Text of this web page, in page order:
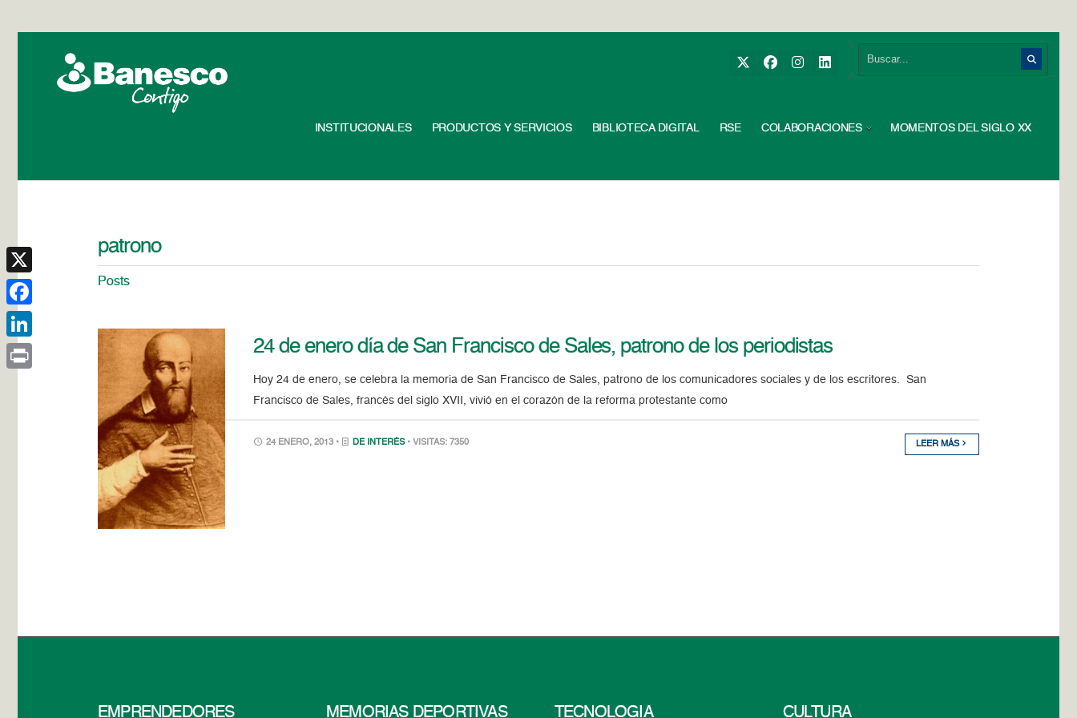
INSTITUCIONALES PRODUCTOS Y SERVICIOS BIBLIOTECA DIGITAL RSE COLABORACIONES MOMENTOS DEL SIGLO XX
patrono
Posts
24 de enero día de San Francisco de Sales, patrono de los periodistas
Hoy 24 de enero, se celebra la memoria de San Francisco de Sales, patrono de los comunicadores sociales y de los escritores. San
Francisco de Sales, francés del siglo XVII, vivió en el corazón de la reforma protestante como
24 ENERO, 2013 • DE INTERÉS • VISITAS: 7350 LEER MÁS
EMPRENDEDORES MEMORIAS DEPORTIVAS TECNOLOGÍA CULTURA
X
Facebook
LinkedIn